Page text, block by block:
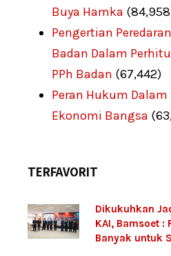
Buya Hamka
Pengertian
Badan Dalam
PPh Badan (67,442)
Peran Hukum
Ekonomi Bangsa
TERFAVORIT
Dikukuhkan
KAI, Bamsoet :
Banyak untuk